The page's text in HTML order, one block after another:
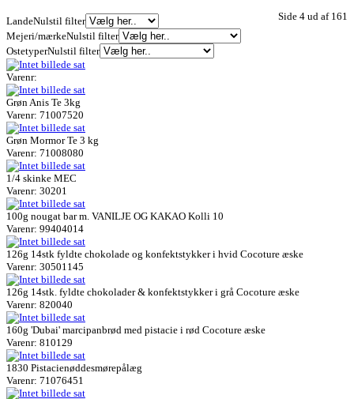
Side 4 ud af 161
LandeNulstil filter
Mejeri/mærkeNulstil filter
OstetyperNulstil filter
Varenr:
Grøn Anis Te 3kg
Varenr: 71007520
Grøn Mormor Te 3 kg
Varenr: 71008080
1/4 skinke MEC
Varenr: 30201
100g nougat bar m. VANILJE OG KAKAO Kolli 10
Varenr: 99404014
126g 14stk fyldte chokolade og konfektstykker i hvid Cocoture æske
Varenr: 30501145
126g 14stk. fyldte chokolader & konfektstykker i grå Cocoture æske
Varenr: 820040
160g 'Dubai' marcipanbrød med pistacie i rød Cocoture æske
Varenr: 810129
1830 Pistacienøddesmørepålæg
Varenr: 71076451